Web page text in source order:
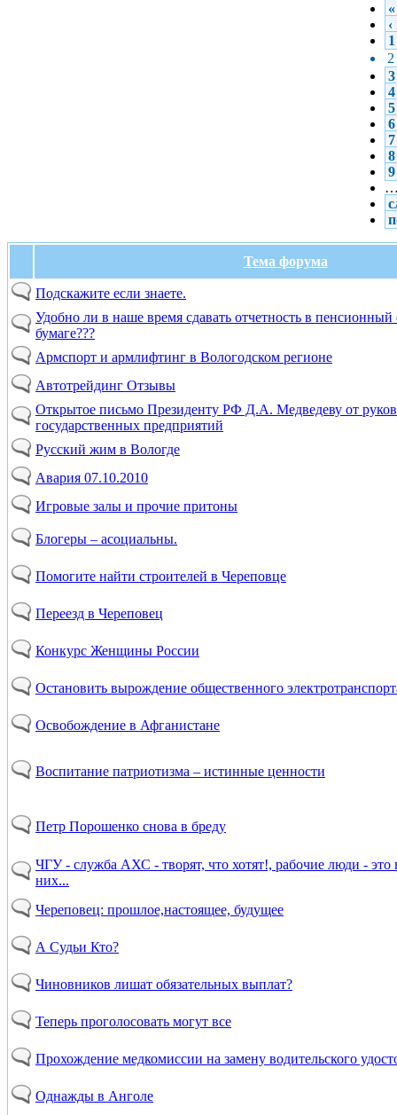
1
2
3
4
5
6
7
8
9
Тема форума
Подскажите если знаете.
Удобно ли в наше время сдавать отчетность в
бумаге???
Армспорт и армлифтинг в Вологодском регионе
Автотрейдинг Отзывы
Открытое письмо Президенту РФ Д.А. Медведеву от
государственных предприятий
Русский жим в Вологде
Авария 07.10.2010
Игровые залы и прочие притоны
Блогеры – асоциальны.
Помогите найти строителей в Череповце
Переезд в Череповец
Конкурс Женщины России
Остановить вырождение общественного
Освобождение в Афганистане
Воспитание патриотизма – истинные ценности
Петр Порошенко снова в бреду
ЧГУ - служба АХС - творят, что хотят!, рабочие люди -
них...
Череповец: прошлое,настоящее, будущее
А Судьи Кто?
Чиновников лишат обязательных выплат?
Теперь проголосовать могут все
Прохождение медкомиссии на замену водительского
Однажды в Анголе